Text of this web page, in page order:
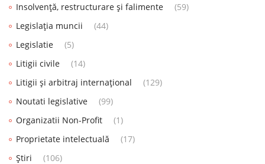
Insolvență, restructurare și falimente
(59)
Legislația muncii
(44)
Legislatie
(5)
Litigii civile
(14)
Litigii și arbitraj internațional
(129)
Noutati legislative
(99)
Organizatii Non-Profit
(1)
Proprietate intelectuală
(17)
Știri
(106)